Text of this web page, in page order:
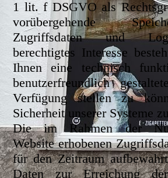
1 lit. f DSGVO als
vorübergehende
Zugriffsdaten und
berechtigtes Interesse
Ihnen eine technisch
benutzerfreundlich
Verfügung stellen zu
Sicherheit unserer Systeme
Die im Rahmen der
Website erhobenen
für den Zeitraum
Daten zur Erreichung der